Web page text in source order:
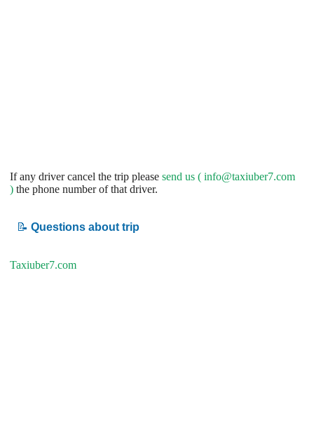
If any driver cancel the trip please send us ( info@taxiuber7.com
) the phone number of that driver.
📝 Questions about trip
Taxiuber7.com